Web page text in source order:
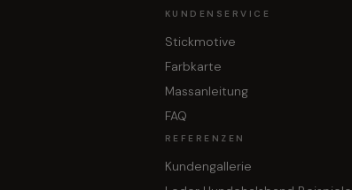
KUNDENSERVICE
Stickmotive
Farbkarte
Massanleitung
FAQ
REFERENZEN
Kundengallerie